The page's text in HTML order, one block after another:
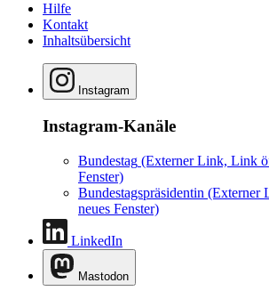
Hilfe
Kontakt
Inhaltsübersicht
Instagram
Instagram-Kanäle
Bundestag (Externer Link, Link
Fenster)
Bundestagspräsidentin (Externer
neues Fenster)
LinkedIn
Mastodon